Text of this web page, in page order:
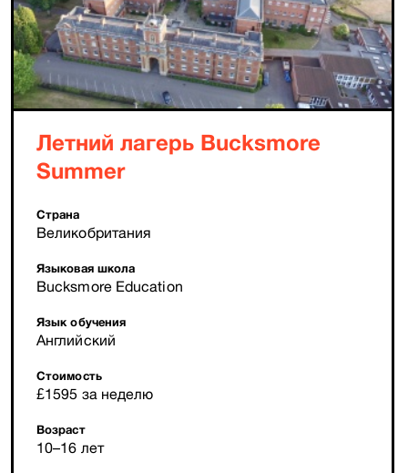
Летний лагерь Bucksmore
Summer
Страна
Великобритания
Языковая школа
Bucksmore Education
Язык обучения
Английский
Стоимость
£1595 за неделю
Возраст
10–16 лет